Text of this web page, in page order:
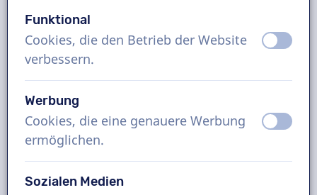
VoiceProductions
Gaston Crommenlaan 8
Belgium
support@voiceproductions.com
Funktional
Cookies, die den Betrieb der Website
verbessern.
ausan
Werbung
Cookies, die eine genauere Werbung
ermöglichen.
ausan
Sozialen Medien